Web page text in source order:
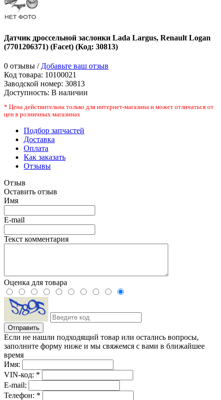
Датчик дроссельной заслонки Lada Largus, Renault Logan
(7701206371) (Facet) (Код: 30813)
0 отзывы / Добавьте ваш отзыв
Код товара: 10100021
Заводской номер: 30813
Доступность: В наличии
* Цена действительна только для интернет-магазина и может отличаться от
цен в розничных магазинах
Подбор запчастей
Доставка
Оплата
Как заказать
Отзывы
Отзыв
Оставить отзыв
Имя
E-mail
Текст комментария
Оценка для товара
Если не нашли подходящий товар или остались вопросы,
заполните форму ниже и мы свяжемся с вами в ближайшее
время
Имя:
VIN-код: *
E-mail:
Телефон: *